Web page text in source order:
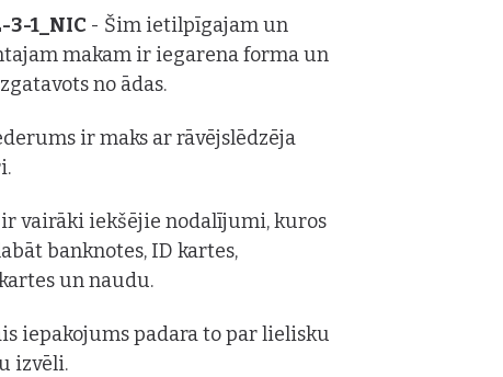
3-1_NIC - Šim ietilpīgajam un
makam ir iegarena forma un
no ādas.
ir maks ar rāvējslēdzēja
ir vairāki iekšējie nodalījumi, kuros
banknotes, ID kartes,
un naudu.
iepakojums padara to par lielisku
izvēli.